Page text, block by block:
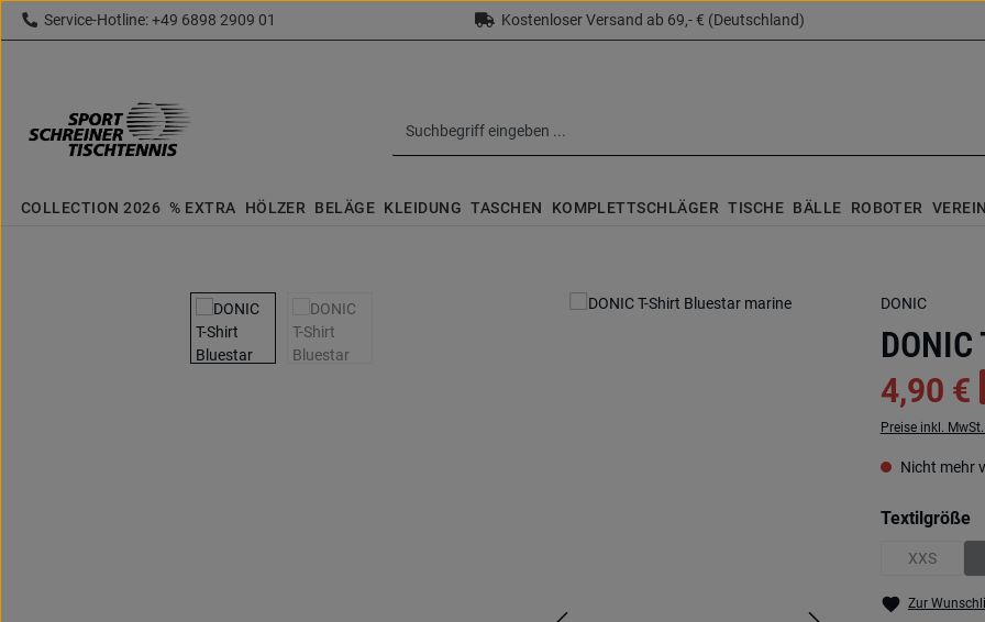
Hauptinhalt springen
Zur Suche springen
Zur Hauptnavigation springen
Service-Hotline: +49 6898 2909 01
Kostenloser Versand ab 69,- € (Deutschland)
COLLECTION 2026 % EXTRA HÖLZER BELÄGE KLEIDUNG TASCHEN KOMPLETTSCHLÄGER TISCHE BÄLLE ROBOTER
Bildergalerie überspringen DONIC
4,90 €
Preise inkl.
Nicht mehr
Textilgröße
XXS
(Diese
Zur